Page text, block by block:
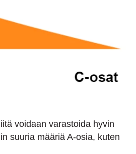
voidaan varastoida hyvin
suuria määriä A-osia, kuten